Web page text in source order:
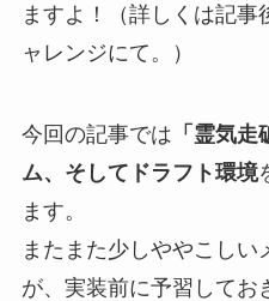
ますよ！（詳しくは記
ャレンジにて。）
今回の記事では 「霊気
ム、そしてドラフト環境
ます。
またまた少しややこし
が、実装前に予習してお